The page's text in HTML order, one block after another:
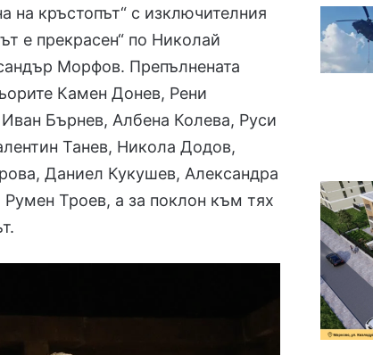
на кръстопът“ с изключителния
е прекрасен“ по Николай
Морфов. Препълнената
Камен Донев, Рени
Бърнев, Албена Колева, Руси
Танев, Никола Додов,
Даниел Кукушев, Александра
Троев, а за поклон към тях